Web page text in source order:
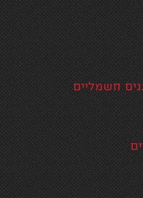
חשמליים